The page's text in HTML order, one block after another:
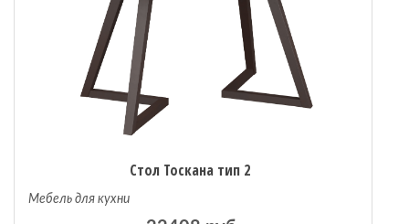
Стол Тоскана тип 2
Мебель для кухни